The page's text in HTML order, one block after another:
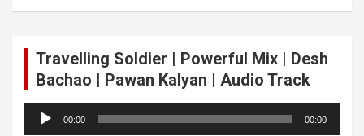
Travelling Soldier | Powerful Mix | Desh
Bachao | Pawan Kalyan | Audio Track
Audio
Player
00:00 00:00